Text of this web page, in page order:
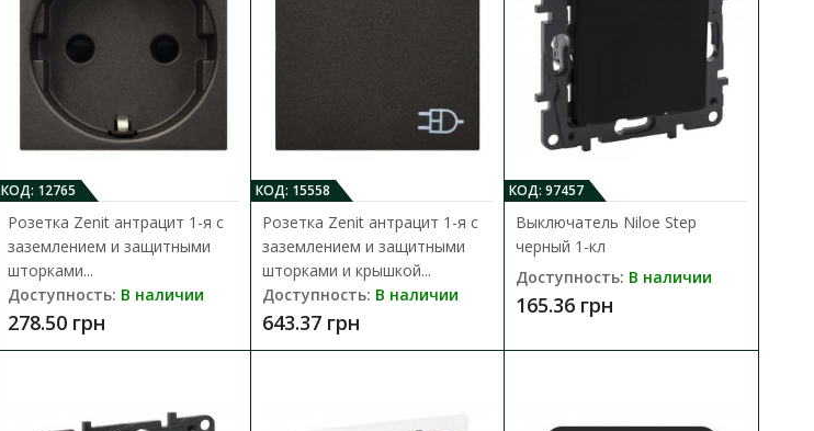
Доступность:
Розетка Nilson из серии Touran оснащена латунными контактами и
164.88 грн
В КОРЗИНУ
В закладки
КОД: 12765
Розетка Zenit антрацит 1-я с
заземлением и защитными
шторками...
Доступность: В наличии
278.50 грн
КОД: 15558
Розетка Zenit антрацит 1-я с
заземлением и защитными
шторками и крышкой...
Доступность: В наличии
643.37 грн
КОД: 97457
Выключатель Niloe Step
черный 1-кл
Доступность: В наличии
165.36 грн